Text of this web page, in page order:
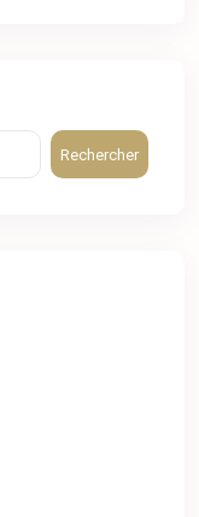
Rechercher